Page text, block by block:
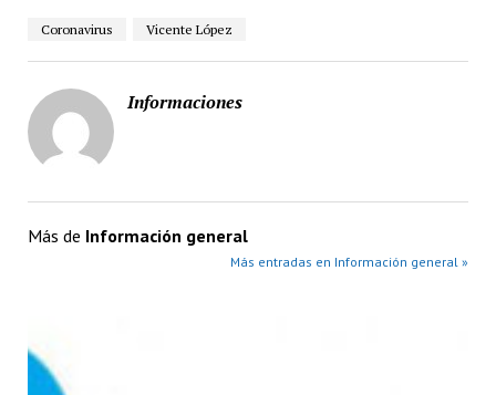
Coronavirus Vicente López
Informaciones
Más de Información general
Más entradas en Información general »